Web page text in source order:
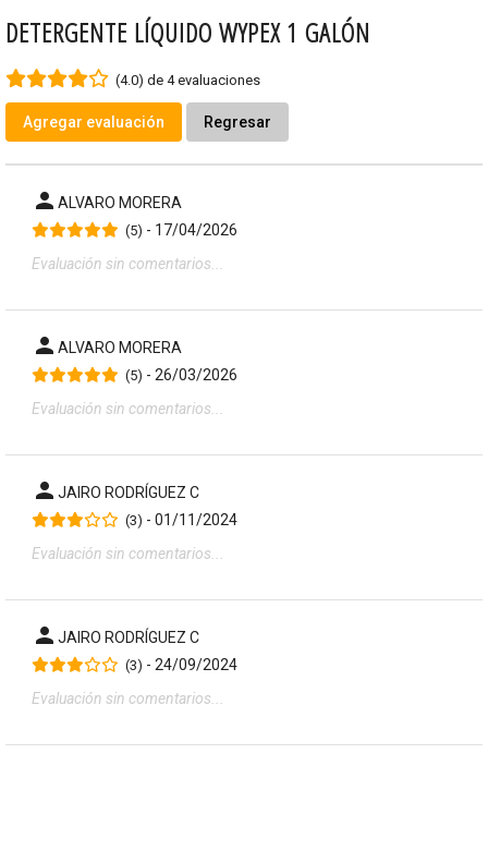
DETERGENTE LÍQUIDO WYPEX 1 GALÓN
(4.0) de 4 evaluaciones
Agregar evaluación Regresar
person ALVARO MORERA
(5) - 17/04/2026
Evaluación sin comentarios...
person ALVARO MORERA
(5) - 26/03/2026
Evaluación sin comentarios...
person JAIRO RODRÍGUEZ C
(3) - 01/11/2024
Evaluación sin comentarios...
person JAIRO RODRÍGUEZ C
(3) - 24/09/2024
Evaluación sin comentarios...